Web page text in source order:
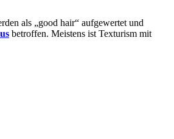
als „good hair“ aufgewertet und
betroffen. Meistens ist Texturism mit